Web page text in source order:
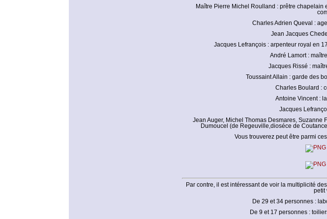
Maître Pierre Michel Roulland : prêtre
Charles Adrien Queval :
Jean Jacques
Jacques Lefrançois : arpenteur royal en
André Lamort :
Jacques Rissé :
Toussaint Allain : garde des
Charles Boulard :
Antoine Vincent :
Jacques
Jean Auger, Michel Thomas Desmares, Suzanne
Dumoucel (de Regeuville,dioséce de
Vous trouverez peut être parmi
Par contre, il est intéressant de voir la multiplicité
petit
De 29 et 34 personnes :
De 9 et 17 personnes :